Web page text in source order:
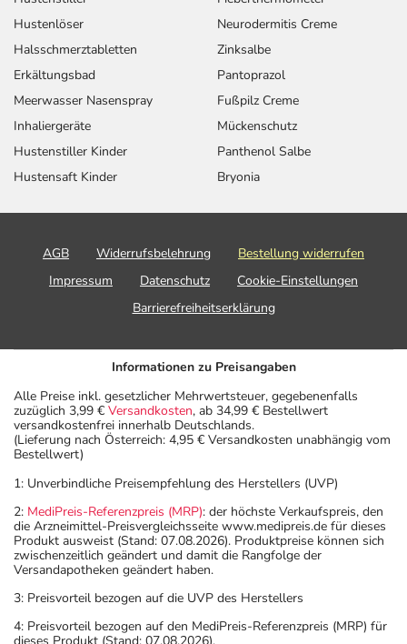
Hustenlöser
Halsschmerztabletten
Erkältungsbad
Meerwasser Nasenspray
Inhaliergeräte
Hustenstiller Kinder
Hustensaft Kinder
Neurodermitis Creme
Zinksalbe
Pantoprazol
Fußpilz Creme
Mückenschutz
Panthenol Salbe
Bryonia
AGB Widerrufsbelehrung
Bestellung widerrufen
Impressum
Datenschutz
Cookie-Einstellungen
Barrierefreiheitserklärung
Informationen zu Preisangaben
Alle Preise inkl. gesetzlicher Mehrwertsteuer, gegebenenfalls
zuzüglich 3,99 € Versandkosten, ab 34,99 € Bestellwert
versandkostenfrei innerhalb Deutschlands.
(Lieferung nach Österreich: 4,95 € Versandkosten unabhängig vom
Bestellwert)
1: Unverbindliche Preisempfehlung des Herstellers (UVP)
2: MediPreis-Referenzpreis (MRP): der höchste Verkaufspreis, den
die Arzneimittel-Preisvergleichsseite www.medipreis.de für dieses
Produkt ausweist (Stand: 07.08.2026). Produktpreise können sich
zwischenzeitlich geändert und damit die Rangfolge der
Versandapotheken geändert haben.
3: Preisvorteil bezogen auf die UVP des Herstellers
4: Preisvorteil bezogen auf den MediPreis-Referenzpreis (MRP) für